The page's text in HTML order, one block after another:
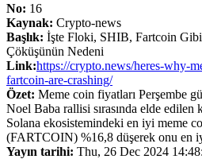
No: 16
Kaynak: Crypto-news
Başlık: İşte Floki, SHIB, Fartcoin
Çöküşünün Nedeni
Link:https://crypto.news/heres-why-
fartcoin-are-crashing/
Özet: Meme coin fiyatları Perşembe
Noel Baba rallisi sırasında elde edilen
Solana ekosistemindeki en iyi meme
(FARTCOIN) %16,8 düşerek onu en
Yayın tarihi: Thu, 26 Dec 2024